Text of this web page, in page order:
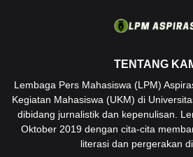
TENTANG
Lembaga Pers Mahasiswa (LPM)
Kegiatan Mahasiswa (UKM) di
dibidang jurnalistik dan kepenulisan.
Oktober 2019 dengan cita-cita
literasi dan pergerakan